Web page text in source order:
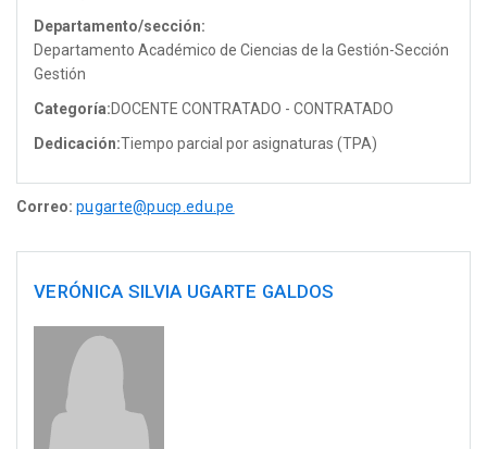
Departamento/sección:
Departamento Académico de Ciencias de la Gestión-Sección
Gestión
Categoría:DOCENTE CONTRATADO - CONTRATADO
Dedicación:Tiempo parcial por asignaturas (TPA)
Correo: pugarte@pucp.edu.pe
VERÓNICA SILVIA UGARTE GALDOS